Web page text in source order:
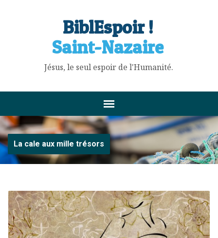
BiblEspoir !
Saint-Nazaire
Jésus, le seul espoir de l'Humanité.
La cale aux mille trésors